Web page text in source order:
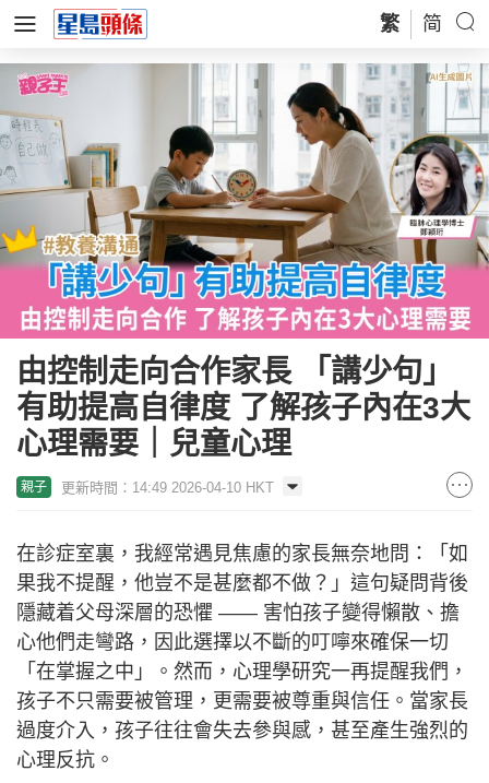
繁 简
由控制走向合作家長 「講少句」
有助提高自律度 了解孩子內在3大
心理需要｜兒童心理
親子 更新時間：14:49 2026-04-10 HKT
在診症室裏，我經常遇見焦慮的家長無奈地問：「如
果我不提醒，他豈不是甚麼都不做？」這句疑問背後
隱藏着父母深層的恐懼 —— 害怕孩子變得懶散、擔
心他們走彎路，因此選擇以不斷的叮嚀來確保一切
「在掌握之中」。然而，心理學研究一再提醒我們，
孩子不只需要被管理，更需要被尊重與信任。當家長
過度介入，孩子往往會失去參與感，甚至產生強烈的
心理反抗。